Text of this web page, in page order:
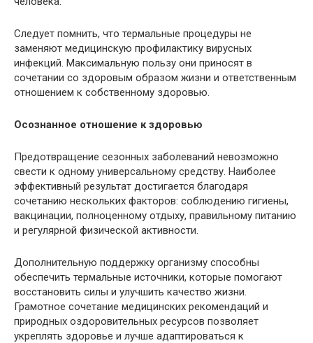
Следует помнить, что термальные процедуры не
заменяют медицинскую профилактику вирусных
инфекций. Максимальную пользу они приносят в
сочетании со здоровым образом жизни и ответственным
отношением к собственному здоровью.
Осознанное отношение к здоровью
Предотвращение сезонных заболеваний невозможно
свести к одному универсальному средству. Наиболее
эффективный результат достигается благодаря
сочетанию нескольких факторов: соблюдению гигиены,
вакцинации, полноценному отдыху, правильному питанию
и регулярной физической активности.
Дополнительную поддержку организму способны
обеспечить термальные источники, которые помогают
восстановить силы и улучшить качество жизни.
Грамотное сочетание медицинских рекомендаций и
природных оздоровительных ресурсов позволяет
укреплять здоровье и лучше адаптироваться к